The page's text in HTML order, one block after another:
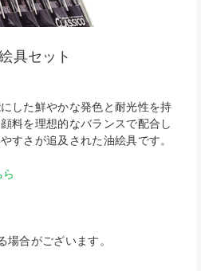
具セット
した鮮やかな発色と耐光性を持
料を理想的なバランスで配合し
すさが追及された油絵具です。
場合がございます。